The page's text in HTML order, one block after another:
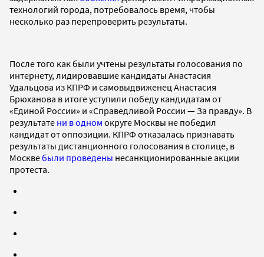
технологий города, потребовалось время, чтобы
несколько раз перепроверить результаты.
После того как были учтены результаты голосования по
интернету, лидировавшие кандидаты Анастасия
Удальцова из КПРФ и самовыдвиженец Анастасия
Брюханова в итоге уступили победу кандидатам от
«Единой России» и «Справедливой России — За правду». В
результате ни в одном округе Москвы не победил
кандидат от оппозиции. КПРФ отказалась признавать
результаты дистанционного голосования в столице, в
Москвебыли проведены несанкционированные акции
протеста.